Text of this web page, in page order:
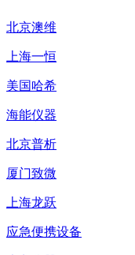
北京澳维
上海一恒
美国哈希
海能仪器
北京普析
厦门致微
上海龙跃
应急便携设备